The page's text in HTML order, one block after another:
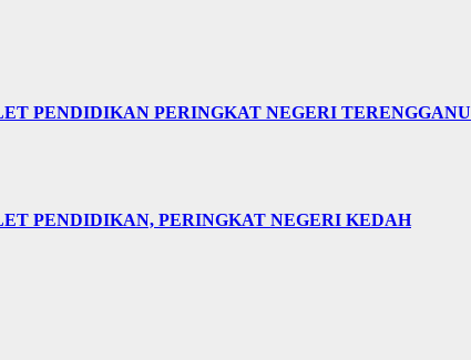
PENDIDIKAN PERINGKAT NEGERI TERENGGANU
PENDIDIKAN, PERINGKAT NEGERI KEDAH